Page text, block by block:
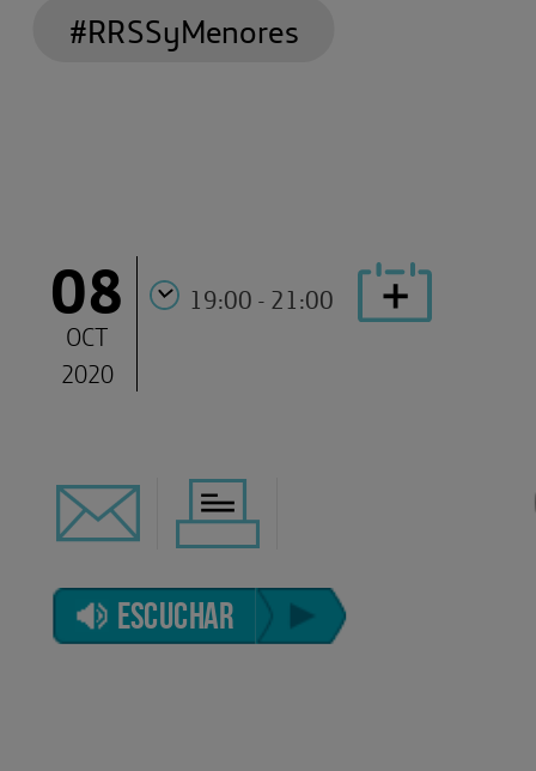
#RRSSyMenores
08
OCT
2020
19:00 - 21:00
ESCUCHAR